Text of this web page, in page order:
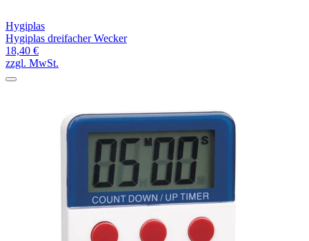
Hygiplas
Hygiplas dreifacher Wecker
18,40 €
zzgl. MwSt.